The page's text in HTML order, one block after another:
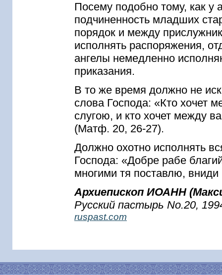
Посему подобно тому, как у
подчиненность младших
порядок и между
исполнять распоряжения,
ангелы немедленно
приказания.
В то же время должно не
слова Господа: «Кто хочет
слугою, и кто хочет между
(Матф. 20, 26-27).
Должно охотно исполнять
Господа: «Добре рабе
многими тя поставлю,
Архиепископ ИОАНН
Русский пастырь No.20,
ruspast.com